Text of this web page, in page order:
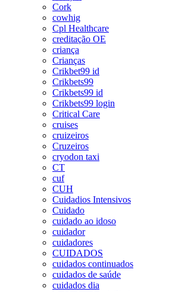
Cork
cowhig
Cpl Healthcare
creditação OE
criança
Crianças
Crikbet99 id
Crikbets99
Crikbets99 id
Crikbets99 login
Critical Care
cruises
cruizeiros
Cruzeiros
cryodon taxi
CT
cuf
CUH
Cuidadios Intensivos
Cuidado
cuidado ao idoso
cuidador
cuidadores
CUIDADOS
cuidados continuados
cuidados de saúde
cuidados dia